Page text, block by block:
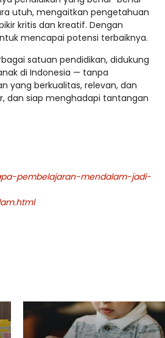
utuh, mengaitkan pengetahuan
kritis dan kreatif. Dengan
mencapai potensi terbaiknya.
satuan pendidikan, didukung
di Indonesia — tanpa
yang berkualitas, relevan, dan
dan siap menghadapi tantangan
pembelajaran-mendalam-jadi-